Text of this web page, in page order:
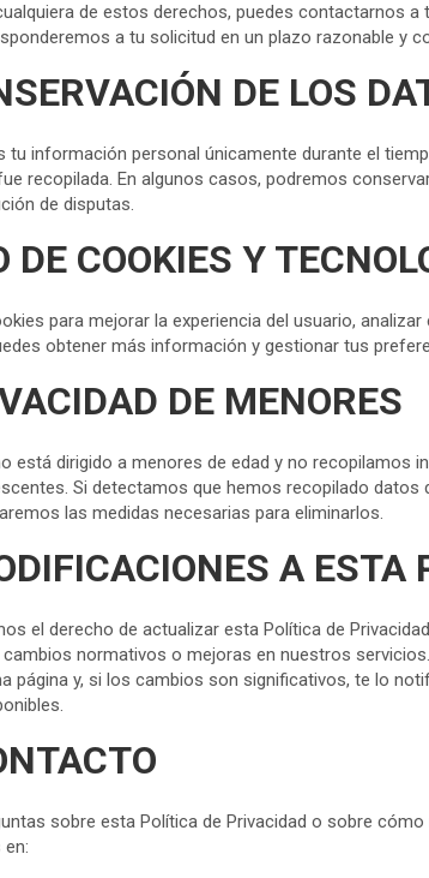
de estos derechos, puedes contactarnos
a tu solicitud en un plazo razonable y
DE LOS
tu información personal únicamente durante el
recopilada. En algunos casos, podremos
de disputas.
DE COOKIES Y
para mejorar la experiencia del usuario,
obtener más información y gestionar tus
DE MENORES
está dirigido a menores de edad y no recopilamos
Si detectamos que hemos recopilado datos
las medidas necesarias para eliminarlos.
A ESTA
el derecho de actualizar esta Política de
normativos o mejoras en nuestros
página y, si los cambios son significativos, te lo
sobre esta Política de Privacidad o sobre